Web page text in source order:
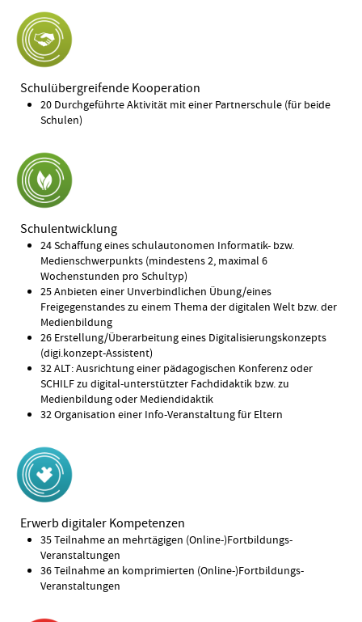
Schulübergreifende Kooperation
20 Durchgeführte Aktivität mit einer Partnerschule (für beide
Schulen)
Schulentwicklung
24 Schaffung eines schulautonomen Informatik- bzw.
Medienschwerpunkts (mindestens 2, maximal 6
Wochenstunden pro Schultyp)
25 Anbieten einer Unverbindlichen Übung/eines
Freigegenstandes zu einem Thema der digitalen Welt bzw. der
Medienbildung
26 Erstellung/Überarbeitung eines Digitalisierungskonzepts
(digi.konzept-Assistent)
32 ALT: Ausrichtung einer pädagogischen Konferenz oder
SCHILF zu digital-unterstützter Fachdidaktik bzw. zu
Medienbildung oder Mediendidaktik
32 Organisation einer Info-Veranstaltung für Eltern
Erwerb digitaler Kompetenzen
35 Teilnahme an mehrtägigen (Online-)Fortbildungs-
Veranstaltungen
36 Teilnahme an komprimierten (Online-)Fortbildungs-
Veranstaltungen